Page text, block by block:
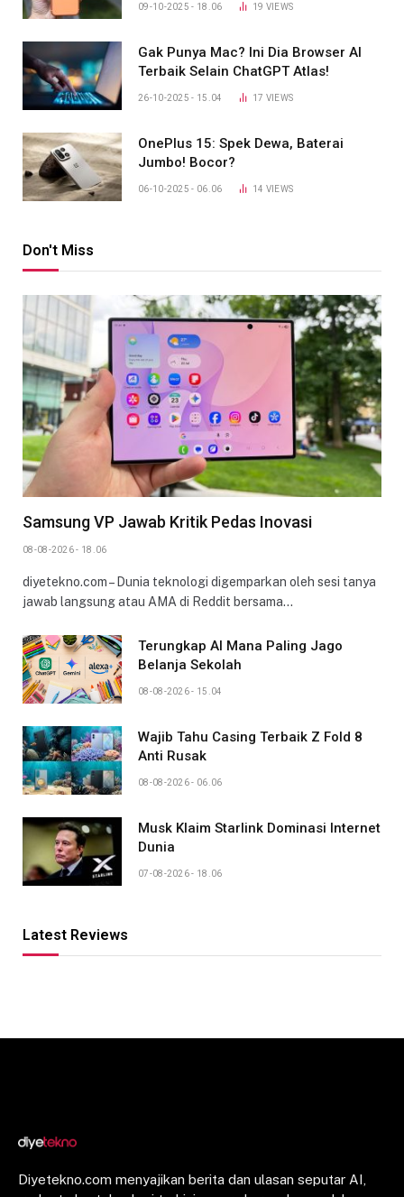
09-10-2025 - 18.06 19 VIEWS
Gak Punya Mac? Ini Dia Browser AI
Terbaik Selain ChatGPT Atlas!
26-10-2025 - 15.04 17 VIEWS
OnePlus 15: Spek Dewa, Baterai
Jumbo! Bocor?
06-10-2025 - 06.06 14 VIEWS
Don't Miss
Samsung VP Jawab Kritik Pedas Inovasi
08-08-2026 - 18.06
diyetekno.com – Dunia teknologi digemparkan oleh sesi tanya
jawab langsung atau AMA di Reddit bersama…
Terungkap AI Mana Paling Jago
Belanja Sekolah
08-08-2026 - 15.04
Wajib Tahu Casing Terbaik Z Fold 8
Anti Rusak
08-08-2026 - 06.06
Musk Klaim Starlink Dominasi Internet
Dunia
07-08-2026 - 18.06
Latest Reviews
Diyetekno.com menyajikan berita dan ulasan seputar AI,